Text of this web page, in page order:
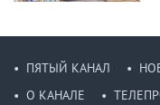
ПЯТЫЙ КАНАЛ
О КАНАЛЕ